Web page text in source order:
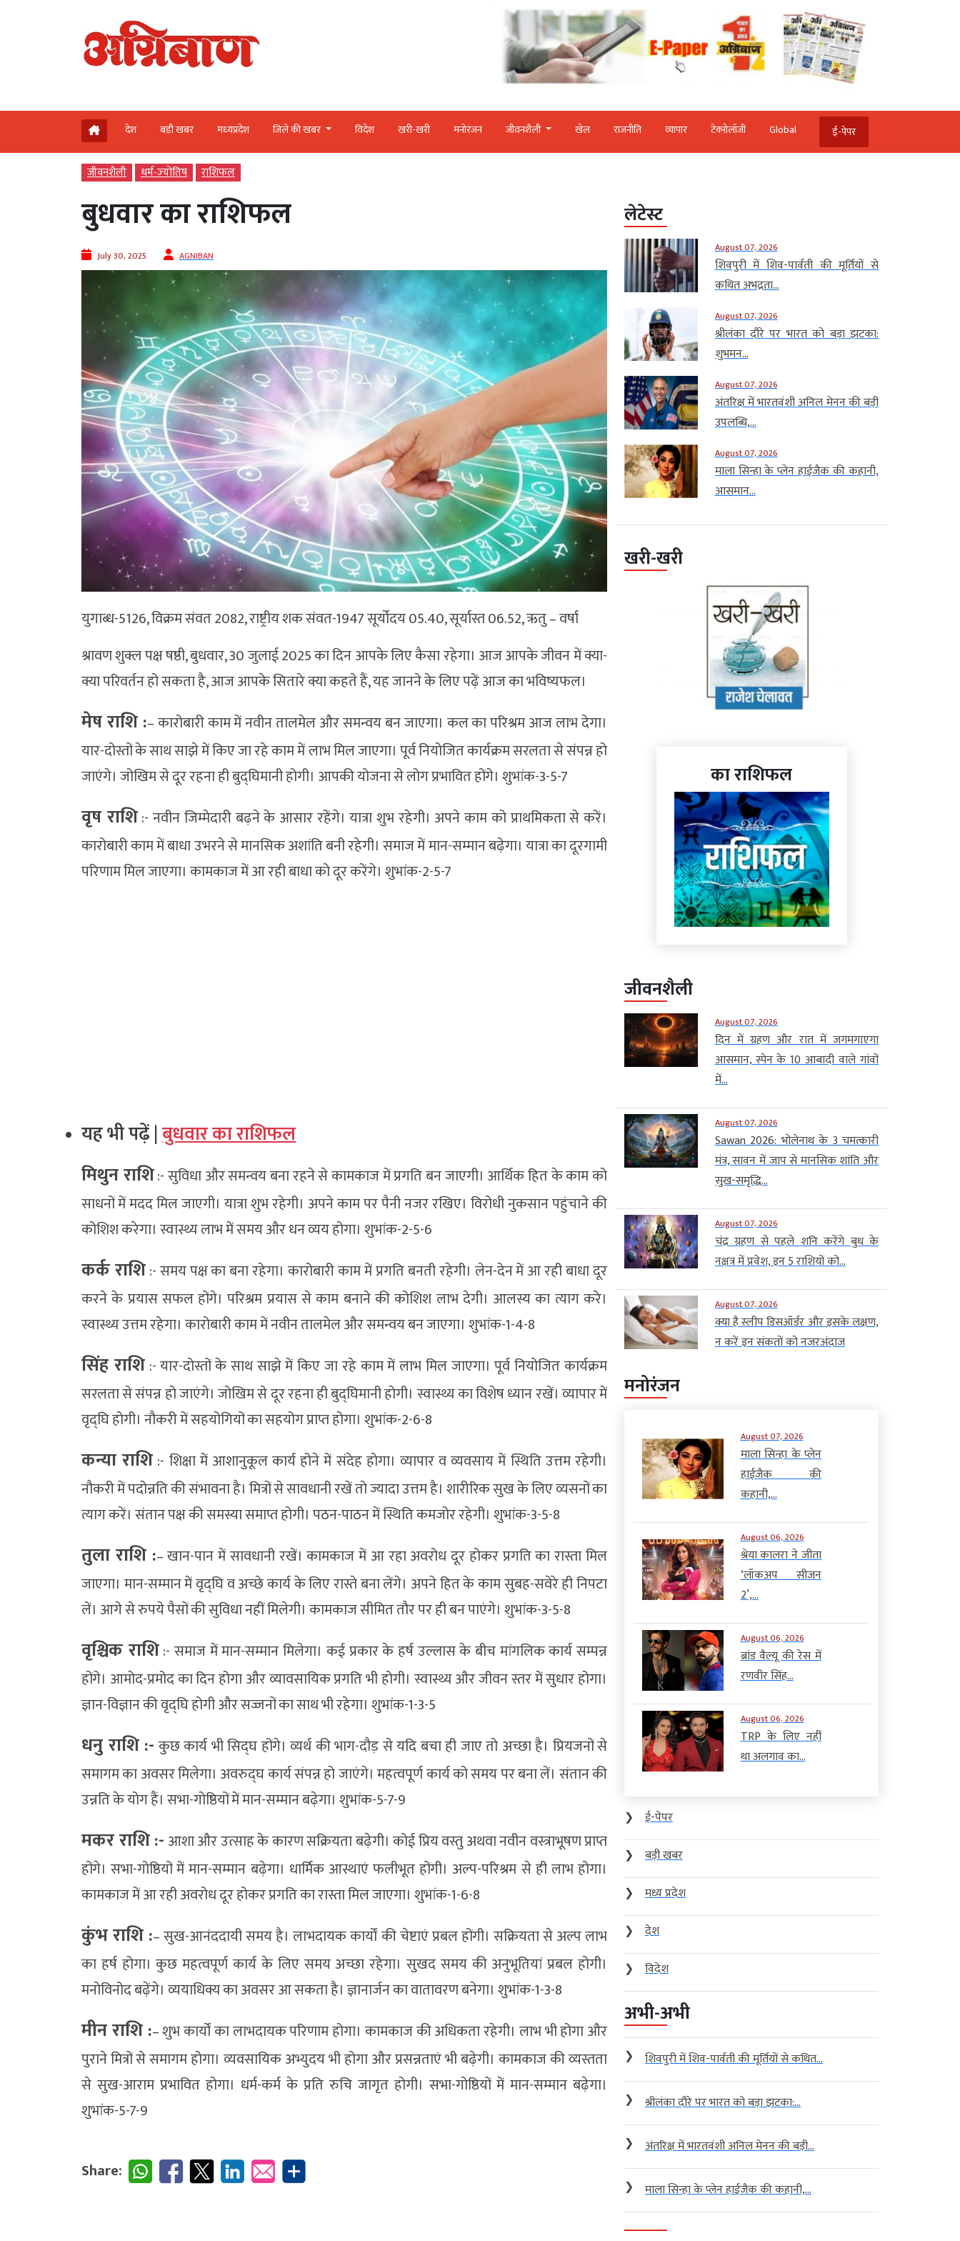
देश बड़ी खबर मध्‍यप्रदेश जिले की खबर विदेश खरी-खरी मनोरंजन जीवनशैली खेल राजनीति व्‍यापार टेक्‍नोलॉजी Global ई-पेपर
जीवनशैली धर्म-ज्‍योतिष राशिफल
बुधवार का राशिफल
July 30, 2025 AGNIBAN
युगाब्ध-5126, विक्रम संवत 2082, राष्ट्रीय शक संवत-1947 सूर्योदय 05.40, सूर्यास्त 06.52, ऋतु – वर्षा
श्रावण शुक्ल पक्ष षष्ठी, बुधवार, 30 जुलाई 2025 का दिन आपके लिए कैसा रहेगा। आज आपके जीवन में क्या-
क्या परिवर्तन हो सकता है, आज आपके सितारे क्या कहते हैं, यह जानने के लिए पढ़ें आज का भविष्यफल।
मेष राशि :– कारोबारी काम में नवीन तालमेल और समन्वय बन जाएगा। कल का परिश्रम आज लाभ देगा।
यार-दोस्तों के साथ साझे में किए जा रहे काम में लाभ मिल जाएगा। पूर्व नियोजित कार्यक्रम सरलता से संपन्न हो
जाएंगे। जोखिम से दूर रहना ही बुद्घिमानी होगी। आपकी योजना से लोग प्रभावित होंगे। शुभांक-3-5-7
वृष राशि:- नवीन जिम्मेदारी बढ़ने के आसार रहेंगे। यात्रा शुभ रहेगी। अपने काम को प्राथमिकता से करें।
कारोबारी काम में बाधा उभरने से मानसिक अशांति बनी रहेगी। समाज में मान-सम्मान बढ़ेगा। यात्रा का दूरगामी
परिणाम मिल जाएगा। कामकाज में आ रही बाधा को दूर करेंगे। शुभांक-2-5-7
यह भी पढ़ें |बुधवार का राशिफल
मिथुन राशि:- सुविधा और समन्वय बना रहने से कामकाज में प्रगति बन जाएगी। आर्थिक हित के काम को
साधनों में मदद मिल जाएगी। यात्रा शुभ रहेगी। अपने काम पर पैनी नजर रखिए। विरोधी नुकसान पहुंचाने की
कोशिश करेगा। स्वास्थ्य लाभ में समय और धन व्यय होगा। शुभांक-2-5-6
कर्क राशि:- समय पक्ष का बना रहेगा। कारोबारी काम में प्रगति बनती रहेगी। लेन-देन में आ रही बाधा दूर
करने के प्रयास सफल होंगे। परिश्रम प्रयास से काम बनाने की कोशिश लाभ देगी। आलस्य का त्याग करे।
स्वास्थ्य उत्तम रहेगा। कारोबारी काम में नवीन तालमेल और समन्वय बन जाएगा। शुभांक-1-4-8
सिंह राशि:- यार-दोस्तों के साथ साझे में किए जा रहे काम में लाभ मिल जाएगा। पूर्व नियोजित कार्यक्रम
सरलता से संपन्न हो जाएंगे। जोखिम से दूर रहना ही बुद्घिमानी होगी। स्वास्थ्य का विशेष ध्यान रखें। व्यापार में
वृद्घि होगी। नौकरी में सहयोगियों का सहयोग प्राप्त होगा। शुभांक-2-6-8
कन्या राशि :- शिक्षा में आशानुकूल कार्य होने में संदेह होगा। व्यापार व व्यवसाय में स्थिति उत्तम रहेगी।
नौकरी में पदोन्नति की संभावना है। मित्रों से सावधानी रखें तो ज्यादा उत्तम है। शारीरिक सुख के लिए व्यसनों का
त्याग करें। संतान पक्ष की समस्या समाप्त होगी। पठन-पाठन में स्थिति कमजोर रहेगी। शुभांक-3-5-8
तुला राशि :– खान-पान में सावधानी रखें। कामकाज में आ रहा अवरोध दूर होकर प्रगति का रास्ता मिल
जाएगा। मान-सम्मान में वृद्घि व अच्छे कार्य के लिए रास्ते बना लेंगे। अपने हित के काम सुबह-सवेरे ही निपटा
लें। आगे से रुपये पैसों की सुविधा नहीं मिलेगी। कामकाज सीमित तौर पर ही बन पाएंगे। शुभांक-3-5-8
वृश्चिक राशि:- समाज में मान-सम्मान मिलेगा। कई प्रकार के हर्ष उल्लास के बीच मांगलिक कार्य सम्पन्न
होंगे। आमोद-प्रमोद का दिन होगा और व्यावसायिक प्रगति भी होगी। स्वास्थ्य और जीवन स्तर में सुधार होगा।
ज्ञान-विज्ञान की वृद्घि होगी और सज्जनों का साथ भी रहेगा। शुभांक-1-3-5
धनु राशि :- कुछ कार्य भी सिद्घ होंगे। व्यर्थ की भाग-दौड़ से यदि बचा ही जाए तो अच्छा है। प्रियजनों से
समागम का अवसर मिलेगा। अवरुद्घ कार्य संपन्न हो जाएंगे। महत्वपूर्ण कार्य को समय पर बना लें। संतान की
उन्नति के योग हैं। सभा-गोष्ठियों में मान-सम्मान बढ़ेगा। शुभांक-5-7-9
मकर राशि :- आशा और उत्साह के कारण सक्रियता बढ़ेगी। कोई प्रिय वस्तु अथवा नवीन वस्त्राभूषण प्राप्त
होंगे। सभा-गोष्ठियों में मान-सम्मान बढ़ेगा। धार्मिक आस्थाएं फलीभूत होंगी। अल्प-परिश्रम से ही लाभ होगा।
कामकाज में आ रही अवरोध दूर होकर प्रगति का रास्ता मिल जाएगा। शुभांक-1-6-8
कुंभ राशि :– सुख-आनंददायी समय है। लाभदायक कार्यों की चेष्टाएं प्रबल होंगी। सक्रियता से अल्प लाभ
का हर्ष होगा। कुछ महत्वपूर्ण कार्य के लिए समय अच्छा रहेगा। सुखद समय की अनुभूतियां प्रबल होगी।
मनोविनोद बढ़ेंगे। व्ययाधिक्य का अवसर आ सकता है। ज्ञानार्जन का वातावरण बनेगा। शुभांक-1-3-8
मीन राशि :– शुभ कार्यों का लाभदायक परिणाम होगा। कामकाज की अधिकता रहेगी। लाभ भी होगा और
पुराने मित्रों से समागम होगा। व्यवसायिक अभ्युदय भी होगा और प्रसन्नताएं भी बढ़ेगी। कामकाज की व्यस्तता
से सुख-आराम प्रभावित होगा। धर्म-कर्म के प्रति रुचि जागृत होगी। सभा-गोष्ठियों में मान-सम्मान बढ़ेगा।
शुभांक-5-7-9
Share:
लेटेस्ट
August 07, 2026
शिवपुरी में शिव-पार्वती की मूर्तियों से
कथित अभद्रता...
August 07, 2026
श्रीलंका दौरे पर भारत को बड़ा झटका:
शुभमन...
August 07, 2026
अंतरिक्ष में भारतवंशी अनिल मेनन की बड़ी
उपलब्धि,...
August 07, 2026
माला सिन्हा के प्लेन हाईजैक की कहानी,
आसमान...
खरी-खरी
का राशिफल
जीवनशैली
August 07, 2026
दिन में ग्रहण और रात में जगमगाएगा
आसमान, स्पेन के 10 आबादी वाले गांवों
में...
August 07, 2026
Sawan 2026: भोलेनाथ के 3 चमत्कारी
मंत्र, सावन में जाप से मानसिक शांति और
सुख-समृद्धि...
August 07, 2026
चंद्र ग्रहण से पहले शनि करेंगे बुध के
नक्षत्र में प्रवेश, इन 5 राशियों को...
August 07, 2026
क्या है स्लीप डिसऑर्डर और इसके लक्षण,
न करें इन संकतों को नजरअंदाज
मनोरंजन
August 07, 2026
माला सिन्हा के प्लेन
हाईजैक की
कहानी,...
August 06, 2026
श्रेया कालरा ने जीता
‘लॉकअप सीजन
2’,...
August 06, 2026
ब्रांड वैल्यू की रेस में
रणवीर सिंह...
August 06, 2026
TRP के लिए नहीं
था अलगाव का...
❯
ई-पेपर
❯
बड़ी खबर
❯
मध्य प्रदेश
❯
देश
❯
विदेश
अभी-अभी
❯ शिवपुरी में शिव-पार्वती की मूर्तियों से कथित...
❯ श्रीलंका दौरे पर भारत को बड़ा झटका:...
❯ अंतरिक्ष में भारतवंशी अनिल मेनन की बड़ी...
❯ माला सिन्हा के प्लेन हाईजैक की कहानी,...